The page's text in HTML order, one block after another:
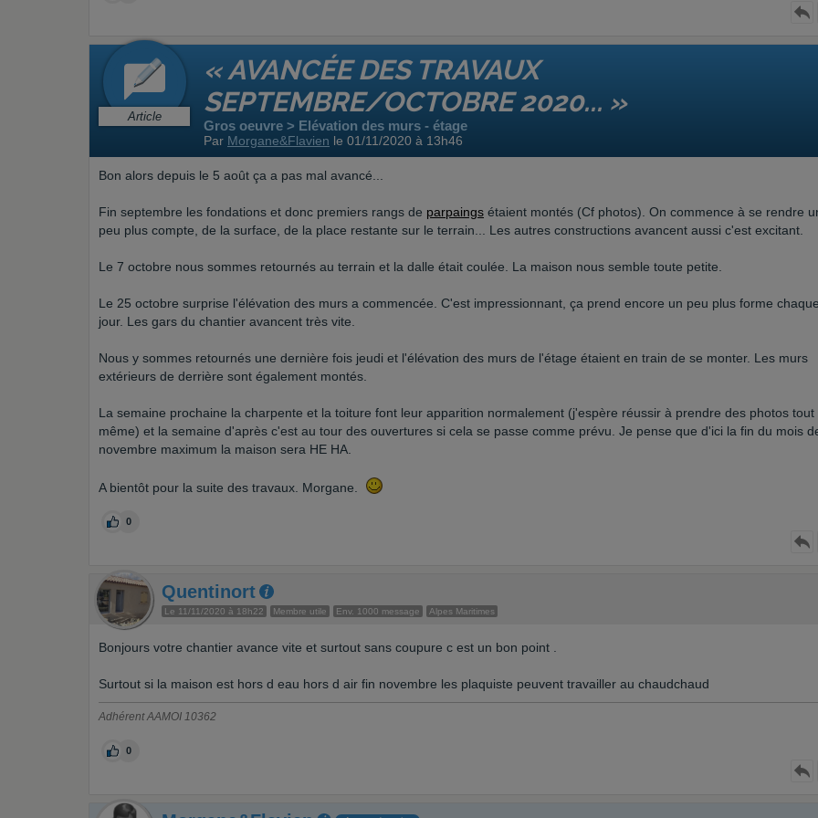
Article
« AVANCÉE DES TRAVAUX
SEPTEMBRE/OCTOBRE 2020... »
Gros oeuvre > Elévation des murs - étage
Par Morgane&Flavien le 01/11/2020 à 13h46
Bon alors depuis le 5 août ça a pas mal avancé...
Fin septembre les fondations et donc premiers rangs de parpaings étaient montés (Cf photos). On commence à se rendre
peu plus compte, de la surface, de la place restante sur le terrain... Les autres constructions avancent aussi c'est excitant.
Le 7 octobre nous sommes retournés au terrain et la dalle était coulée. La maison nous semble toute petite.
Le 25 octobre surprise l'élévation des murs a commencée. C'est impressionnant, ça prend encore un peu plus forme
jour. Les gars du chantier avancent très vite.
Nous y sommes retournés une dernière fois jeudi et l'élévation des murs de l'étage étaient en train de se monter. Les murs
extérieurs de derrière sont également montés.
La semaine prochaine la charpente et la toiture font leur apparition normalement (j'espère réussir à prendre des photos tout
même) et la semaine d'après c'est au tour des ouvertures si cela se passe comme prévu. Je pense que d'ici la fin du mois
novembre maximum la maison sera HE HA.
A bientôt pour la suite des travaux. Morgane.
0
Quentinort
Le 11/11/2020 à 18h22 Membre utile Env. 1000 message Alpes Maritimes
Bonjours votre chantier avance vite et surtout sans coupure c est un bon point .
Surtout si la maison est hors d eau hors d air fin novembre les plaquiste peuvent travailler au chaudchaud
Adhérent AAMOI 10362
0